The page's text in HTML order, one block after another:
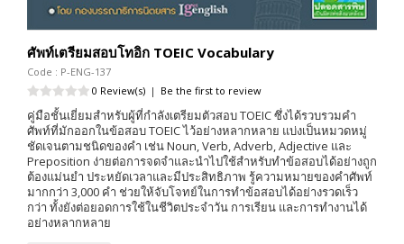
ศัพท์เตรียมสอบโทอิก TOEIC Vocabulary
Code : P-ENG-137
0 Review(s) | Be the first to review
คู่มือชั้นเยี่ยมสำหรับผู้ที่กำลังเตรียมตัวสอบ TOEIC ซึ่งได้รวบรวมคำ
ศัพท์ที่มักออกในข้อสอบ TOEIC ไว้อย่างหลากหลาย แบ่งเป็นหมวดหมู่
ชัดเจนตามชนิดของคำ เช่น Noun, Verb, Adverb, Adjective และ
Preposition ง่ายต่อการจดจำและนำไปใช้สำหรับทำข้อสอบได้อย่างถูก
ต้องแม่นยำ ประหยัดเวลาและมีประสิทธิภาพ รู้ความหมายของคำศัพท์
มากกว่า 3,000 คำ ช่วยให้จับโจทย์ในการทำข้อสอบได้อย่างรวดเร็ว
กว่า ทั้งยังต่อยอดการใช้ในชีวิตประจำวัน การเรียน และการทำงานได้
อย่างหลากหลาย